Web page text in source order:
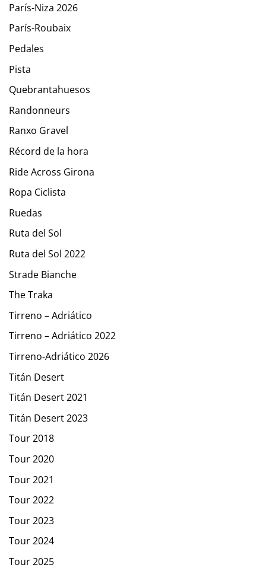
París-Niza 2026
París-Roubaix
Pedales
Pista
Quebrantahuesos
Randonneurs
Ranxo Gravel
Récord de la hora
Ride Across Girona
Ropa Ciclista
Ruedas
Ruta del Sol
Ruta del Sol 2022
Strade Bianche
The Traka
Tirreno – Adriático
Tirreno – Adriático 2022
Tirreno-Adriático 2026
Titán Desert
Titán Desert 2021
Titán Desert 2023
Tour 2018
Tour 2020
Tour 2021
Tour 2022
Tour 2023
Tour 2024
Tour 2025